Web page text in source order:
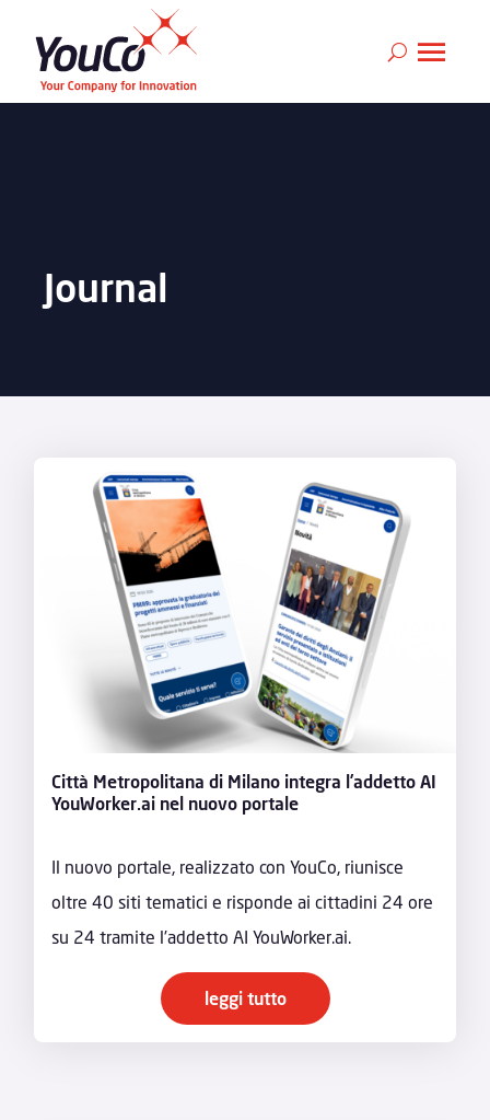
Journal
Città Metropolitana di Milano integra l’addetto AI
YouWorker.ai nel nuovo portale
Il nuovo portale, realizzato con YouCo, riunisce
oltre 40 siti tematici e risponde ai cittadini 24 ore
su 24 tramite l’addetto AI YouWorker.ai.
leggi tutto